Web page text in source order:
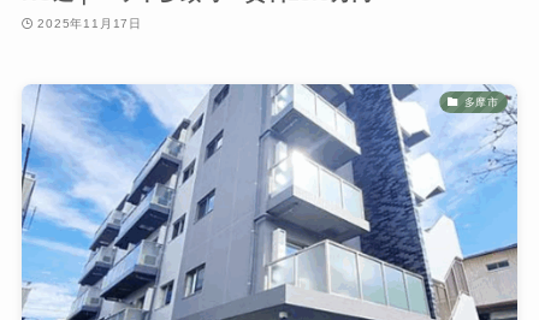
2025年11月17日
多摩市